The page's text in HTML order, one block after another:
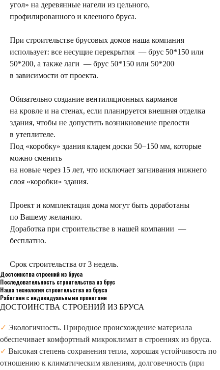
угол» на деревянные нагели из цельного,
профилированного и клееного бруса.
При строительстве брусовых домов наша компания
использует: все несущие перекрытия — брус 50*150 или
50*200, а также лаги — брус 50*150 или 50*200
в зависимости от проекта.
Обязательно создание вентиляционных карманов
на кровле и на стенах, если планируется внешняя отделка
здания, чтобы не допустить возникновение прелости
в утеплителе.
Под «коробку» здания кладем доски 50−150 мм, которые
можно сменить
на новые через 15 лет, что исключает загнивания нижнего
слоя «коробки» здания.
Проект и комплектация дома могут быть доработаны
по Вашему желанию.
Доработка при строительстве в нашей компании —
бесплатно.
Срок строительства от 3 недель.
Достоинства строений из бруса
Последовательность строительства из брус
Наша технология строительства из бруса
Работаем с индивидуальными проектами
ДОСТОИНСТВА СТРОЕНИЙ ИЗ БРУСА
✓ Экологичность. Природное происхождение материала
обеспечивает комфортный микроклимат в строениях из бруса.
✓ Высокая степень сохранения тепла, хорошая устойчивость по
отношению к климатическим явлениям, долговечность (при